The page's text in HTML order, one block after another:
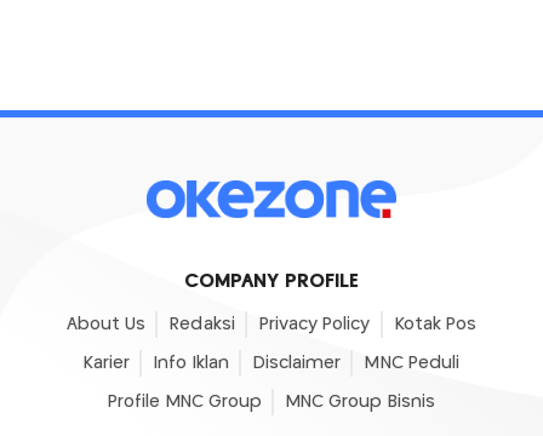
COMPANY PROFILE
About Us Redaksi Privacy Policy Kotak Pos
Karier Info Iklan Disclaimer MNC Peduli
Profile MNC Group MNC Group Bisnis